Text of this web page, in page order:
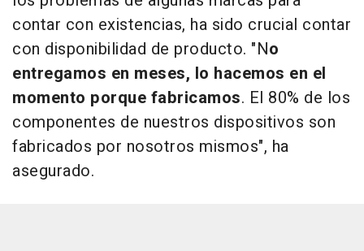
contar con existencias, ha sido crucial contar
con disponibilidad de producto. "No
entregamos en meses, lo hacemos en el
momento porque fabricamos. El 80% de los
componentes de nuestros dispositivos son
fabricados por nosotros mismos", ha
asegurado.